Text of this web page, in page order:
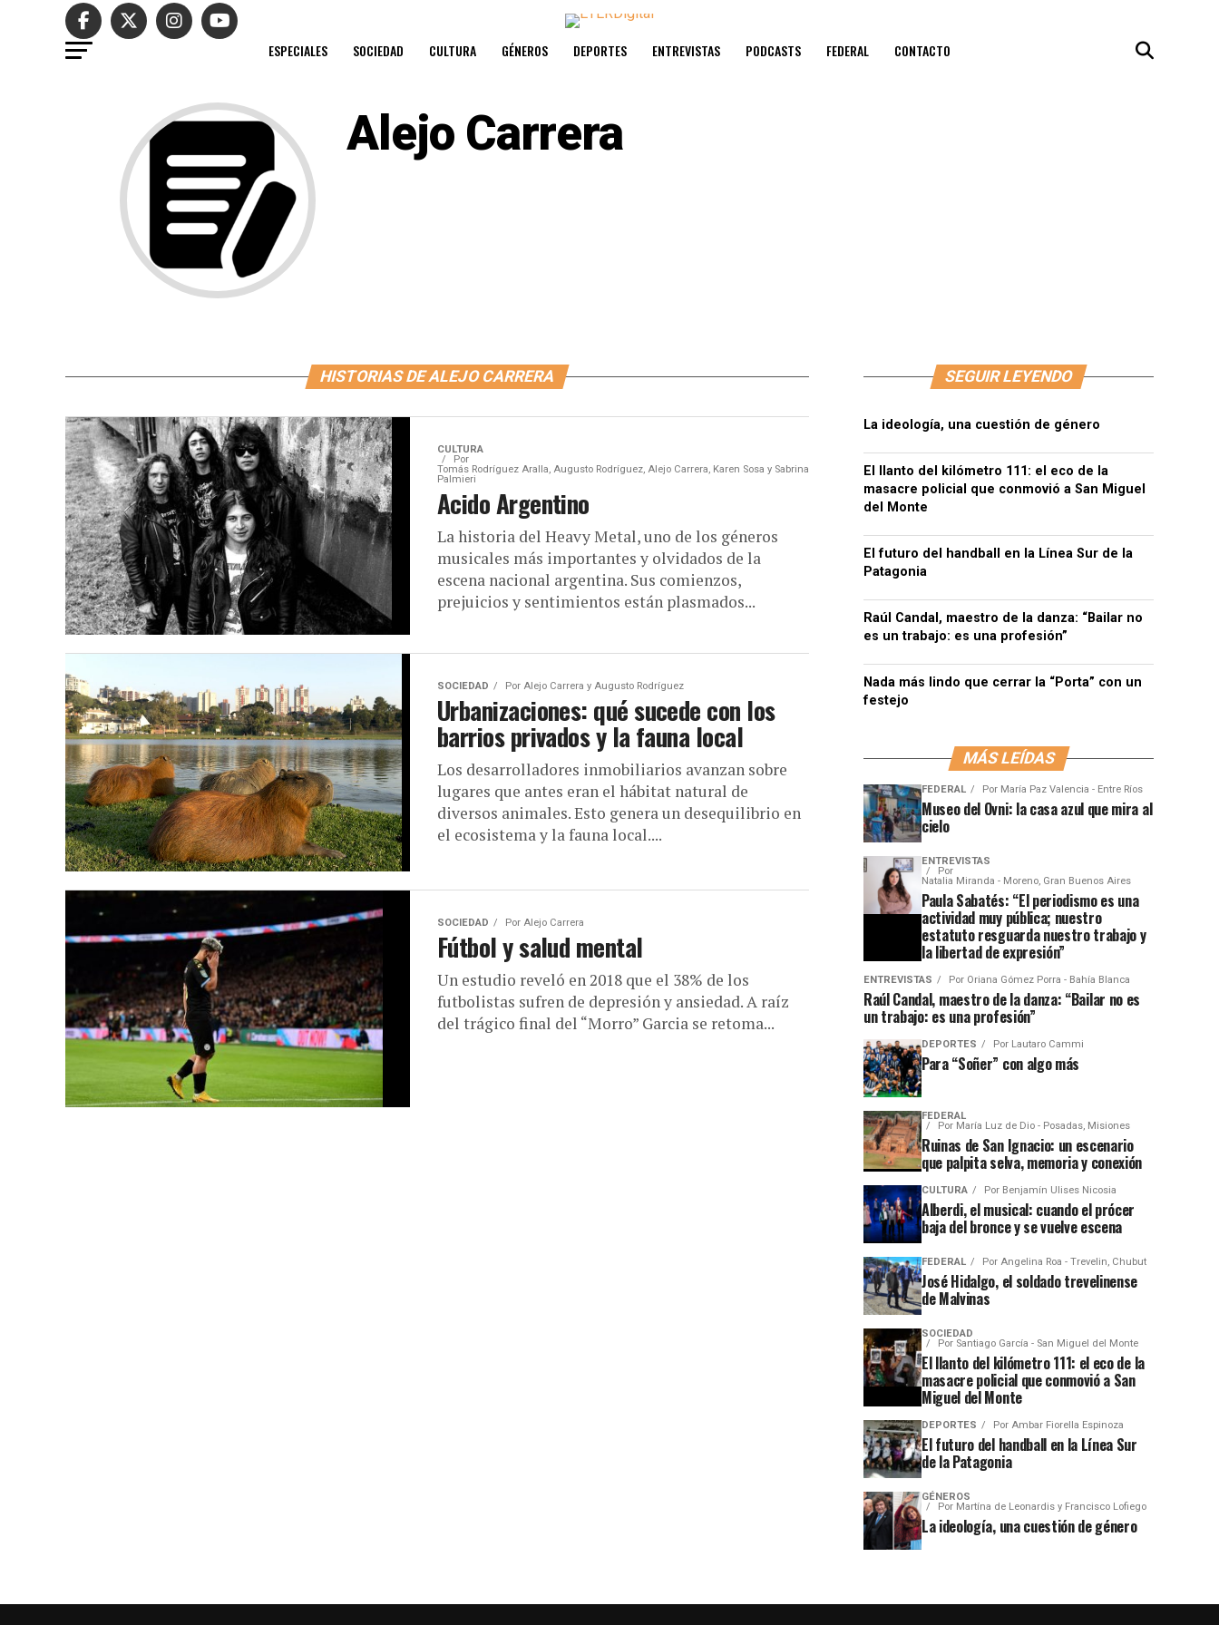
ESPECIALES SOCIEDAD CULTURA GÉNEROS DEPORTES ENTREVISTAS PODCASTS FEDERAL CONTACTO
Alejo Carrera
HISTORIAS DE ALEJO CARRERA
CULTURA
Por
Tomás Rodríguez Aralla, Augusto Rodríguez, Alejo Carrera, Karen Sosa y Sabrina
Palmieri
Acido Argentino
La historia del Heavy Metal, uno de los géneros
musicales más importantes y olvidados de la
escena nacional argentina. Sus comienzos,
prejuicios y sentimientos están plasmados...
SOCIEDAD Por Alejo Carrera y Augusto Rodríguez
Urbanizaciones: qué sucede con los
barrios privados y la fauna local
Los desarrolladores inmobiliarios avanzan sobre
lugares que antes eran el hábitat natural de
diversos animales. Esto genera un desequilibrio en
el ecosistema y la fauna local....
SOCIEDAD Por Alejo Carrera
Fútbol y salud mental
Un estudio reveló en 2018 que el 38% de los
futbolistas sufren de depresión y ansiedad. A raíz
del trágico final del “Morro” Garcia se retoma...
SEGUIR LEYENDO
La ideología, una cuestión de género
El llanto del kilómetro 111: el eco de la
masacre policial que conmovió a San Miguel
del Monte
El futuro del handball en la Línea Sur de la
Patagonia
Raúl Candal, maestro de la danza: “Bailar no
es un trabajo: es una profesión”
Nada más lindo que cerrar la “Porta” con un
festejo
MÁS LEÍDAS
FEDERAL Por María Paz Valencia - Entre Ríos
Museo del Ovni: la casa azul que mira al
cielo
ENTREVISTAS
Por
Natalia Miranda - Moreno, Gran Buenos Aires
Paula Sabatés: “El periodismo es una
actividad muy pública; nuestro
estatuto resguarda nuestro trabajo y
la libertad de expresión”
ENTREVISTAS Por Oriana Gómez Porra - Bahía Blanca
Raúl Candal, maestro de la danza: “Bailar no es
un trabajo: es una profesión”
DEPORTES Por Lautaro Cammi
Para “Soñer” con algo más
FEDERAL
Por María Luz de Dio - Posadas, Misiones
Ruinas de San Ignacio: un escenario
que palpita selva, memoria y conexión
CULTURA Por Benjamín Ulises Nicosia
Alberdi, el musical: cuando el prócer
baja del bronce y se vuelve escena
FEDERAL Por Angelina Roa - Trevelin, Chubut
José Hidalgo, el soldado trevelinense
de Malvinas
SOCIEDAD
Por Santiago García - San Miguel del Monte
El llanto del kilómetro 111: el eco de la
masacre policial que conmovió a San
Miguel del Monte
DEPORTES Por Ambar Fiorella Espinoza
El futuro del handball en la Línea Sur
de la Patagonia
GÉNEROS
Por Martína de Leonardis y Francisco Lofiego
La ideología, una cuestión de género